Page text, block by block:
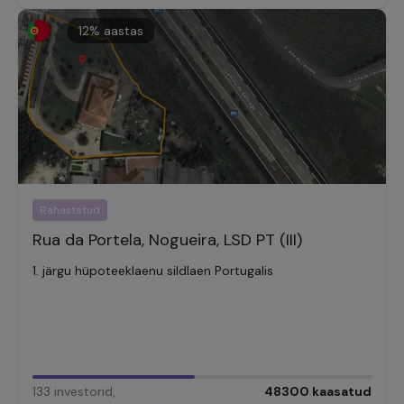
12% aastas
Rahastatud
Rua da Portela, Nogueira, LSD PT (III)
1. järgu hüpoteeklaenu sildlaen Portugalis
133 investorid, 48300 kaasatud